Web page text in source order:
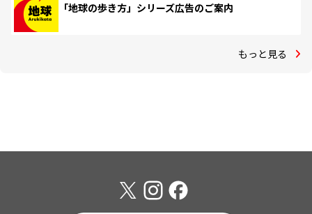
「地球の歩き方」シリーズ広告のご案内
もっと見る